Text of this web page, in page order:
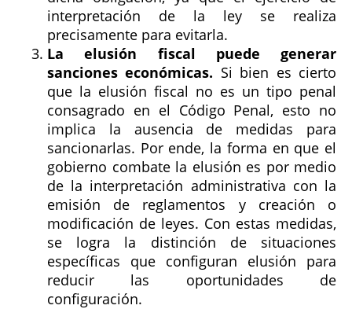
interpretación de la ley se realiza
precisamente para evitarla.
La elusión fiscal puede generar
sanciones económicas. Si bien es cierto
que la elusión fiscal no es un tipo penal
consagrado en el Código Penal, esto no
implica la ausencia de medidas para
sancionarlas. Por ende, la forma en que el
gobierno combate la elusión es por medio
de la interpretación administrativa con la
emisión de reglamentos y creación o
modificación de leyes. Con estas medidas,
se logra la distinción de situaciones
específicas que configuran elusión para
reducir las oportunidades de
configuración.